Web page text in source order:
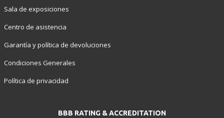
Sala de exposiciones
Centro de asistencia
Garantía y política de devoluciones
Condiciones Generales
Política de privacidad
BBB RATING & ACCREDITATION